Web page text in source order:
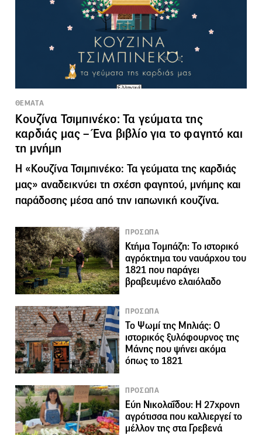
ΘΕΜΑΤΑ
Κουζίνα Τσιμπινέκο: Τα γεύματα της
καρδιάς μας – Ένα βιβλίο για το φαγητό και
τη μνήμη
Η «Κουζίνα Τσιμπινέκο: Τα γεύματα της καρδιάς
μας» αναδεικνύει τη σχέση φαγητού, μνήμης και
παράδοσης μέσα από την ιαπωνική κουζίνα.
ΠΡΟΣΩΠΑ
Κτήμα Τομπάζη: Το ιστορικό
αγρόκτημα του ναυάρχου του
1821 που παράγει
βραβευμένο ελαιόλαδο
ΠΡΟΣΩΠΑ
Το Ψωμί της Μηλιάς: Ο
ιστορικός ξυλόφουρνος της
Μάνης που ψήνει ακόμα
όπως το 1821
ΠΡΟΣΩΠΑ
Εύη Νικολαΐδου: Η 27χρονη
αγρότισσα που καλλιεργεί το
μέλλον της στα Γρεβενά